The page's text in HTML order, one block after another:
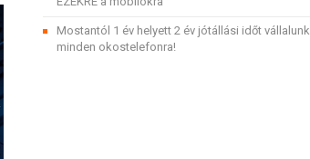
Mostantól 1 év helyett 2 év jótállási időt vállalunk
minden okostelefonra!